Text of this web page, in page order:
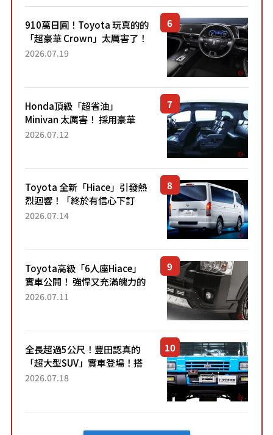
910萬日圓！Toyota 玩真的的
「超豪華 Crown」太厲害了！
採用由「匠人技藝」打造的
2026.07.19
Honda頂級「超省油」
Minivan 太厲害！ 採用豪華
「真皮座椅」與專屬「黑色內
「三...
2026.07.12
Toyota 全新「Hiace」引發熱
烈迴響！「終於有信心下訂
了！」「哪個等級交車最
車？...
2026.07.14
Toyota高級「6人座Hiace」
實車公開！ 強悍又充滿魄力的
「全黑設計」搭配特別「豪華
2026.07.11
全長超過5公尺！豐田認真的
「超大型SUV」實車登場！搭
載後輪也會轉向的「四輪轉
「Mega C...
2026.07.18